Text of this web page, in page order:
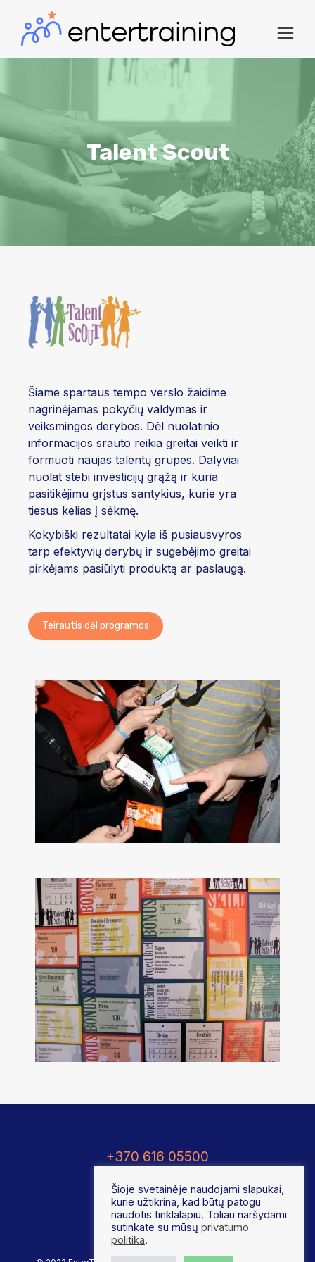
Talent Scout
Šiame spartaus tempo verslo žaidime
nagrinėjamas pokyčių valdymas ir
veiksmingos derybos. Dėl nuolatinio
informacijos srauto reikia greitai veikti ir
formuoti naujas talentų grupes. Dalyviai
nuolat stebi investicijų grąžą ir kuria
pasitikėjimu grįstus santykius, kurie yra
tiesus kelias į sėkmę.
Kokybiški rezultatai kyla iš pusiausvyros
tarp efektyvių derybų ir sugebėjimo greitai
pirkėjams pasiūlyti produktą ar paslaugą.
Teirautis dėl programos
+370 616 05500
Šioje svetainėje naudojami slapukai,
kurie užtikrina, kad būtų patogu
naudotis tinklalapiu. Toliau naršydami
sutinkate su mūsų privatumo
politika.